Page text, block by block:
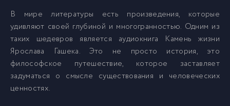
В мире литературы есть произведения, которые
удивляют своей глубиной и многогранностью. Одним из
таких шедевров является аудиокнига Камень жизни
Ярослава Гашека. Это не просто история, это
философское путешествие, которое заставляет
задуматься о смысле существования и человеческих
ценностях.